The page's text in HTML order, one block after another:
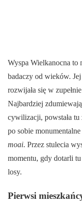
Wyspa Wielkanocna to
badaczy od wieków.
rozwijała się w
Najbardziej
cywilizacji, powstała tu
po sobie
moai. Przez stulecia
momentu, gdy dotarli
losy.
Pierwsi